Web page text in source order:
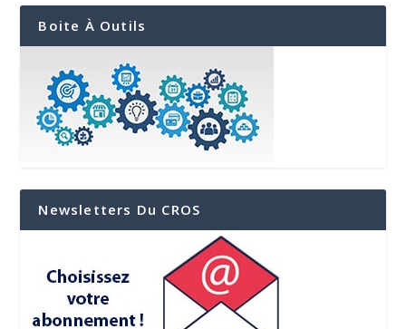
Boite À Outils
Newsletters Du CROS